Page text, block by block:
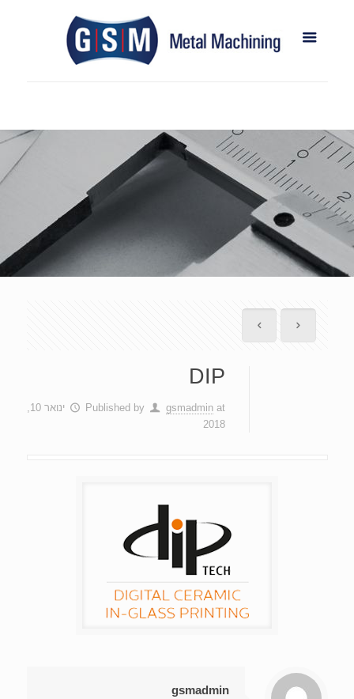
DIP
Published by gsmadmin at
ינואר 10,
2018
gsmadmin